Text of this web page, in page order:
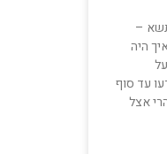
–
היה
עד סוף
אצל